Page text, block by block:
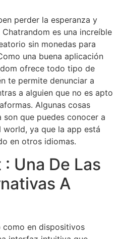
perder la esperanza y
es una increíble
sin monedas para
una buena aplicación
ofrece todo tipo de
te permite denunciar a
a alguien que no es apto
Algunas cosas
que puedes conocer a
ya que la app está
en otros idiomas.
Una De Las
A
como en dispositivos